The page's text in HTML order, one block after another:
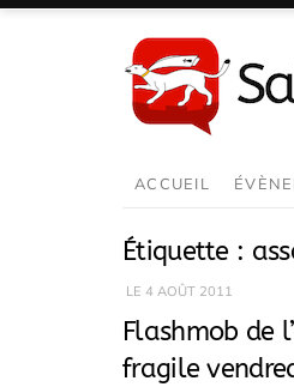
au
contenu
ACCUEIL
Étiquette :
LE 4 AOÛT 2011
Flashmob de
fragile